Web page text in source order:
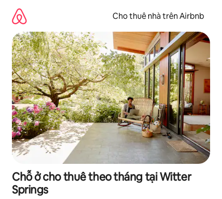
dung
Cho thuê nhà trên Airbnb
Chỗ ở cho thuê theo tháng tại Witter
Springs